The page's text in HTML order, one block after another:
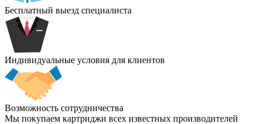
Бесплатный выезд специалиста
Индивидуальные условия для клиентов
Возможность сотрудничества
Мы покупаем картриджи всех известных производителей